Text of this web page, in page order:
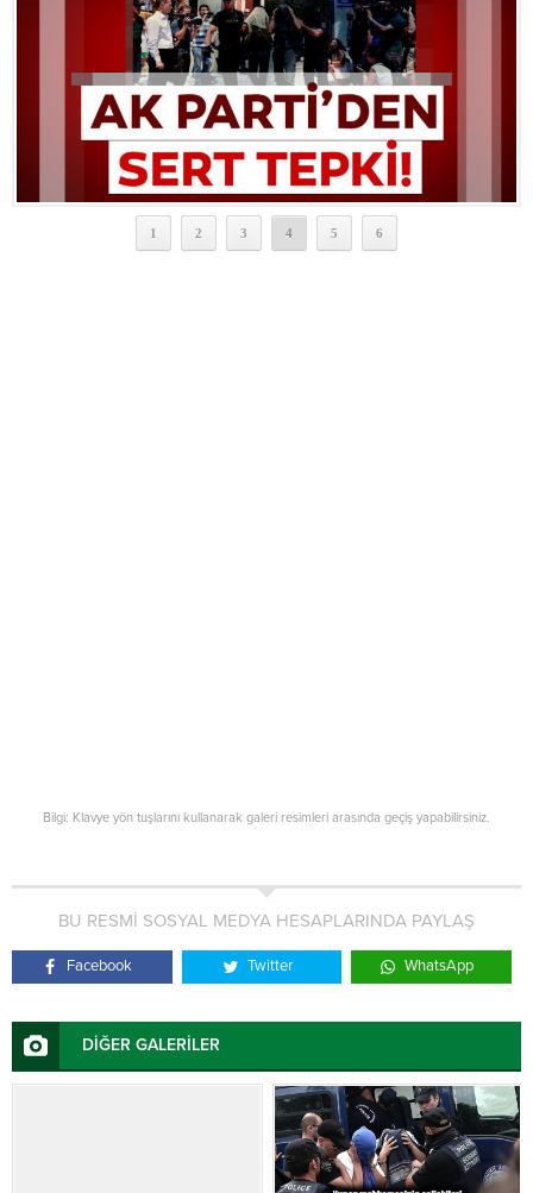
1 2 3 4 5 6
Bilgi: Klavye yön tuşlarını kullanarak galeri resimleri arasında geçiş yapabilirsiniz.
BU RESMİ SOSYAL MEDYA HESAPLARINDA PAYLAŞ
Facebook Twitter WhatsApp
DİĞER GALERİLER